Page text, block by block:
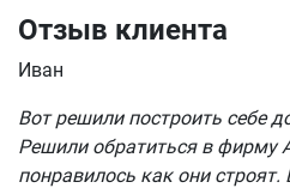
Отзыв клиента
Иван
Вот решили построить себе
Решили обратиться в фирму
понравилось как они